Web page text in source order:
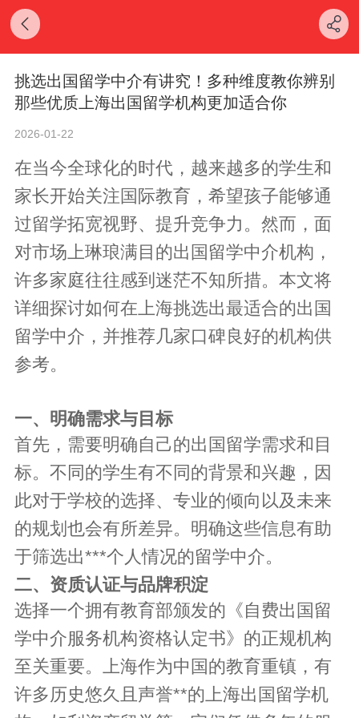
挑选出国留学中介有讲究！多种维度教你辨别
那些优质上海出国留学机构更加适合你
2026-01-22
在当今全球化的时代，越来越多的学生和
家长开始关注国际教育，希望孩子能够通
过留学拓宽视野、提升竞争力。然而，面
对市场上琳琅满目的出国留学中介机构，
许多家庭往往感到迷茫不知所措。本文将
详细探讨如何在上海挑选出最适合的出国
留学中介，并推荐几家口碑良好的机构供
参考。
一、明确需求与目标
首先，需要明确自己的出国留学需求和目
标。不同的学生有不同的背景和兴趣，因
此对于学校的选择、专业的倾向以及未来
的规划也会有所差异。明确这些信息有助
于筛选出***个人情况的留学中介。
二、资质认证与品牌积淀
选择一个拥有教育部颁发的《自费出国留
学中介服务机构资格认定书》的正规机构
至关重要。上海作为中国的教育重镇，有
许多历史悠久且声誉**的上海出国留学机